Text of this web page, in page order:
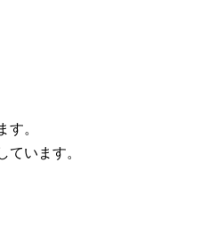
す。
います。